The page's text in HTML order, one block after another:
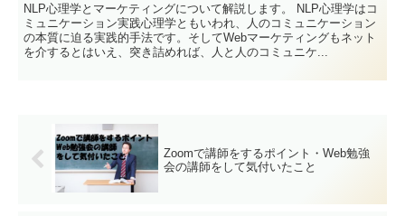
NLP心理学とマーケティングについて解説します。 NLP心理学はコ
ミュニケーション実践心理学ともいわれ、人のコミュニケーション
の本質に迫る実践的手法です。そしてWebマーケティングもネット
を介するとはいえ、突き詰めれば、人と人のコミュニケ...
Zoomで講師をするポイント・Web勉強
会の講師をして気付いたこと